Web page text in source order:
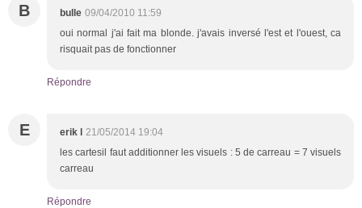
B bulle 09/04/2010 11:59
oui normal j'ai fait ma blonde. j'avais inversé l'est et l'ouest, ca
risquait pas de fonctionner
Répondre
E erik l 21/05/2014 19:04
les cartesil faut additionner les visuels : 5 de carreau = 7 visuels
carreau
Répondre